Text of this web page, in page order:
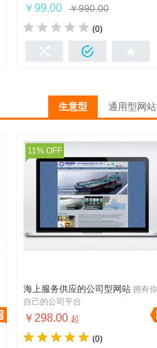
￥99.00 ￥990.00
(0)
生意型 通用型网站
11% OFF
海上运输，海鲜运输，冷冻
视频运输
海上服务供应的公司型网站 拥有你
自己的公司平台
￥298.00 起
(0)